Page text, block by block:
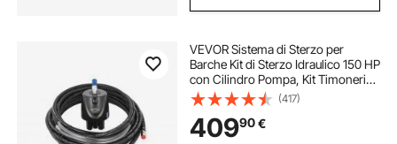
VEVOR Sistema di Sterzo per
Barche Kit di Sterzo Idraulico 150 HP
con Cilindro Pompa, Kit Timoneria
Idraulica Fuoribordo in Lega di
Alluminio ad Alta Resistenza per un
Massimo di 150 HP
(417)
40990€